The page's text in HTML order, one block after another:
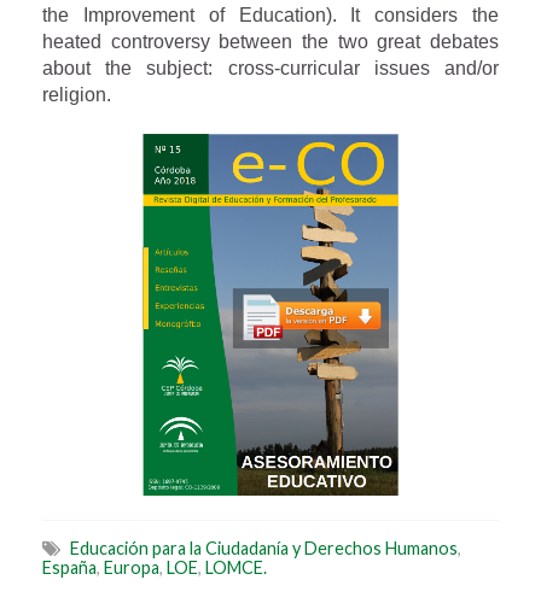
the Improvement of Education). It considers the
heated controversy between the two great debates
about the subject: cross-curricular issues and/or
religion.
Educación para la Ciudadanía y Derechos Humanos,
España, Europa, LOE, LOMCE.